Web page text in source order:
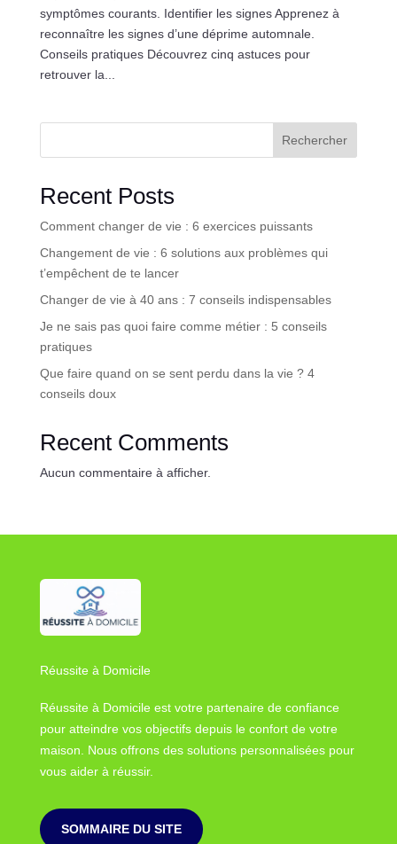
symptômes courants. Identifier les signes Apprenez à
reconnaître les signes d’une déprime automnale.
Conseils pratiques Découvrez cinq astuces pour
retrouver la...
Rechercher
Recent Posts
Comment changer de vie : 6 exercices puissants
Changement de vie : 6 solutions aux problèmes qui
t’empêchent de te lancer
Changer de vie à 40 ans : 7 conseils indispensables
Je ne sais pas quoi faire comme métier : 5 conseils
pratiques
Que faire quand on se sent perdu dans la vie ? 4
conseils doux
Recent Comments
Aucun commentaire à afficher.
Réussite à Domicile
Réussite à Domicile est votre partenaire de confiance
pour atteindre vos objectifs depuis le confort de votre
maison. Nous offrons des solutions personnalisées pour
vous aider à réussir.
SOMMAIRE DU SITE